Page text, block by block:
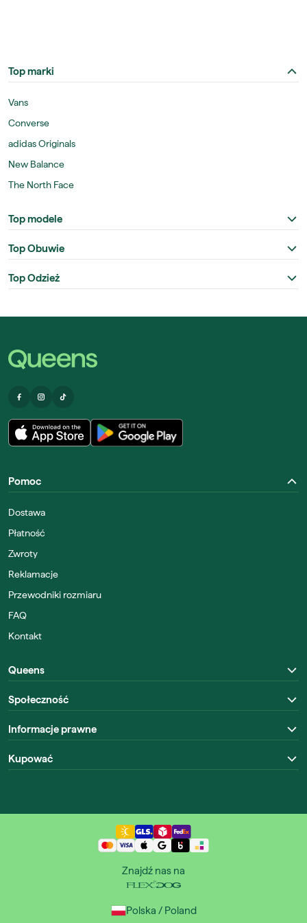
Top marki
Vans
Converse
adidas Originals
New Balance
The North Face
Top modele
Top Obuwie
Top Odzież
Pomoc
Dostawa
Płatność
Zwroty
Reklamacje
Przewodniki rozmiaru
FAQ
Kontakt
Queens
Społeczność
Informacje prawne
Kupować
Znajdź nas na
Polska / Poland